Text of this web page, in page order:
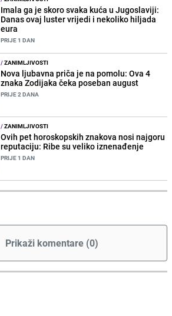
Imala ga je skoro svaka kuća u Jugoslaviji:
Danas ovaj luster vrijedi i nekoliko hiljada
eura
PRIJE 1 DAN
/ZANIMLJIVOSTI
Nova ljubavna priča je na pomolu: Ova 4
znaka Zodijaka čeka poseban august
PRIJE 2 DANA
/ZANIMLJIVOSTI
Ovih pet horoskopskih znakova nosi najgoru
reputaciju: Ribe su veliko iznenađenje
PRIJE 1 DAN
Prikaži komentare (0)